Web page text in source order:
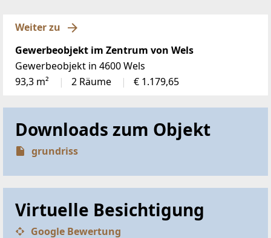
Weiter zu
Gewerbeobjekt im Zentrum von Wels
Gewerbeobjekt in 4600 Wels
93,3 m²
2 Räume € 1.179,65
Downloads zum Objekt
grundriss
Virtuelle Besichtigung
Google Bewertung